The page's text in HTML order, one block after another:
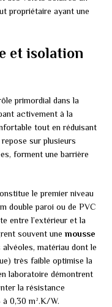
propriétaire ayant une
et isolation
primordial dans la
activement à la
tout en réduisant
sur plusieurs
forment une barrière
le premier niveau
double paroi ou de PVC
entre l’extérieur et la
souvent une mousse
matériau dont le
très faible optimise la
laboratoire démontrent
la résistance
à 0,30 m².K/W.